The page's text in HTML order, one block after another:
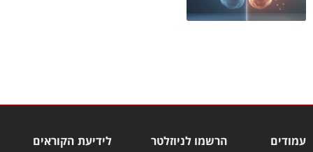
עמודים
הרשמו לניוזלטר
לידיעת הקוראים